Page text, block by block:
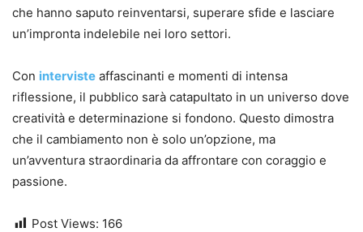
che hanno saputo reinventarsi, superare sfide e lasciare
un’impronta indelebile nei loro settori.
Con interviste affascinanti e momenti di intensa
riflessione, il pubblico sarà catapultato in un universo dove
creatività e determinazione si fondono. Questo dimostra
che il cambiamento non è solo un’opzione, ma
un’avventura straordinaria da affrontare con coraggio e
passione.
Post Views: 166